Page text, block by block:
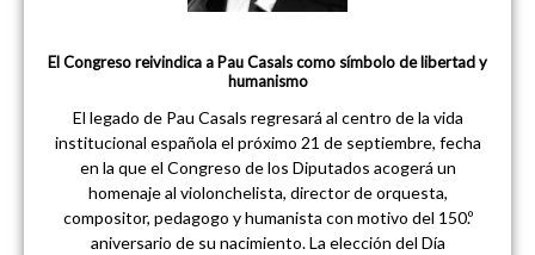
El Congreso reivindica a Pau Casals como símbolo de libertad y
humanismo
El legado de Pau Casals regresará al centro de la vida
institucional española el próximo 21 de septiembre, fecha
en la que el Congreso de los Diputados acogerá un
homenaje al violonchelista, director de orquesta,
compositor, pedagogo y humanista con motivo del 150.º
aniversario de su nacimiento. La elección del Día